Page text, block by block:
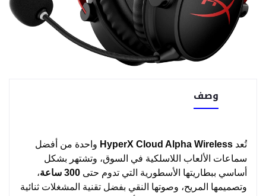
وصف
تُعد HyperX Cloud Alpha Wireless واحدة من أفضل
سماعات الألعاب اللاسلكية في السوق، وتشتهر بشكل
أساسي ببطاريتها الأسطورية التي تدوم حتى 300 ساعة
،
وتصميمها المريح، وصوتها النقي بفضل تقنية المشغلات ثنائية